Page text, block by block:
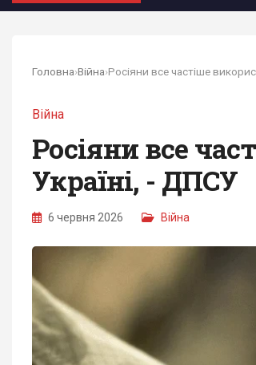
Головна›Війна›
Війна
Росіяни все
Україні, - ДПСУ
6 червня 2026 Війна